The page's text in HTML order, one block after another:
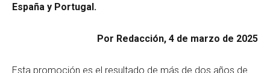
España y Portugal.
Por Redacción, 4 de marzo de 2025
Esta promoción es el resultado de más de dos años de